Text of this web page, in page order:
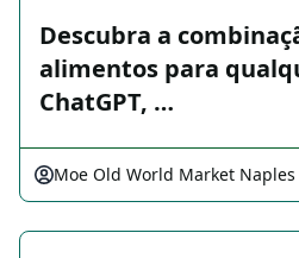
Descubra a
alimentos para
ChatGPT, …
Moe Old World Market Naples